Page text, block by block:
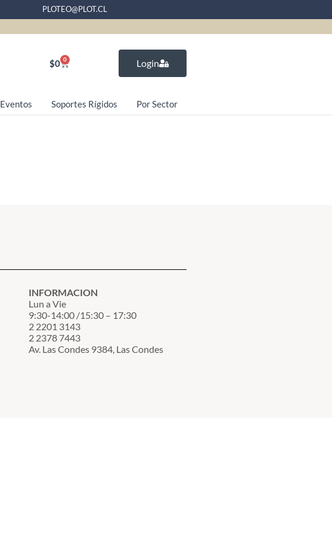
PLOTEO@PLOT.CL
$0 0 Login
Eventos Soportes Rígidos Por Sector
INFORMACION
Lun a Vie
9:30-14:00 /15:30 – 17:30
2 2201 3143
2 2378 7443
Av. Las Condes 9384, Las Condes